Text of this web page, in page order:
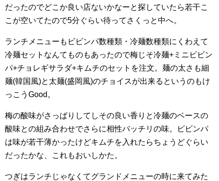
だったのでどこか良い店ないかなーと探していたら若干こ
こが空いてたので5分ぐらい待ってさくっと中へ。
ランチメニューもビビンパ数種類・冷麺数種類にくわえて
冷麺セットなんてものもあったので梅じそ冷麺+ミニビビン
パ+チョレギサラダ+キムチのセットを注文。麺の太さも細
麺(韓国風)と太麺(盛岡風)のチョイスが出来るというのもけ
っこうGood。
梅の酸味がさっぱりしてしその良い香りと冷麺のベースの
酸味との組み合わせでさらに相性バッチリの味。ビビンパ
は味が若干薄かったけどキムチを入れたらちょうどぐらい
だったかな、これもおいしかた。
つぎはランチじゃなくてグランドメニューの時に来てみた